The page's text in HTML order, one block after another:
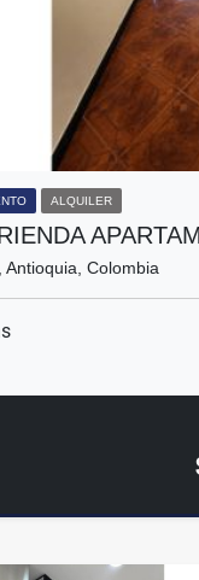
ALQUILER
Antioquia, Colombia